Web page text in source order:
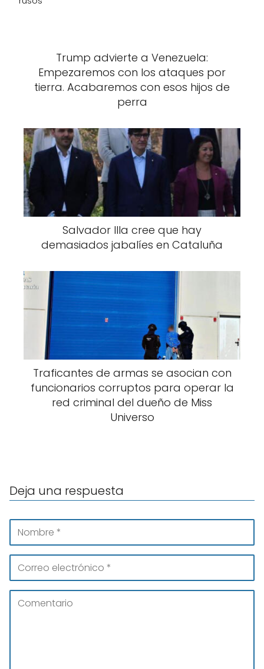
Trump advierte a Venezuela:
Empezaremos con los ataques por
tierra. Acabaremos con esos hijos de
perra
Salvador Illa cree que hay
demasiados jabalíes en Cataluña
Traficantes de armas se asocian con
funcionarios corruptos para operar la
red criminal del dueño de Miss
Universo
Deja una respuesta